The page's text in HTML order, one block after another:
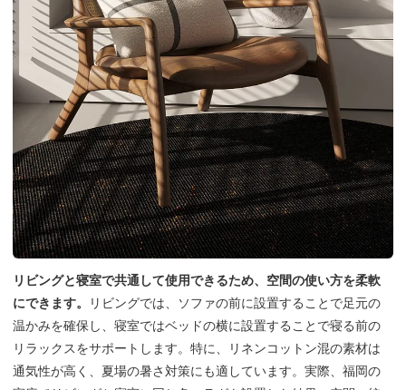
リビングと寝室で共通して使用できるため、空間の使い方を柔軟
にできます。
リビングでは、ソファの前に設置することで足元の
温かみを確保し、寝室ではベッドの横に設置することで寝る前の
リラックスをサポートします。特に、リネンコットン混の素材は
通気性が高く、夏場の暑さ対策にも適しています。実際、福岡の